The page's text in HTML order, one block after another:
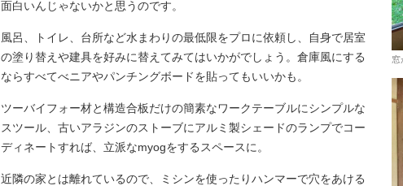
面白いんじゃないかと思うのです。
風呂、トイレ、台所など水まわりの最低限をプロに依頼し、自身で居室
の塗り替えや建具を好みに替えてみてはいかがでしょう。倉庫風にする
ならすべてべニアやパンチングボードを貼ってもいいかも。
ツーバイフォー材と構造合板だけの簡素なワークテーブルにシンプルな
スツール、古いアラジンのストーブにアルミ製シェードのランプでコー
ディネートすれば、立派なmyogをするスペースに。
近隣の家とは離れているので、ミシンを使ったりハンマーで穴をあける
窓